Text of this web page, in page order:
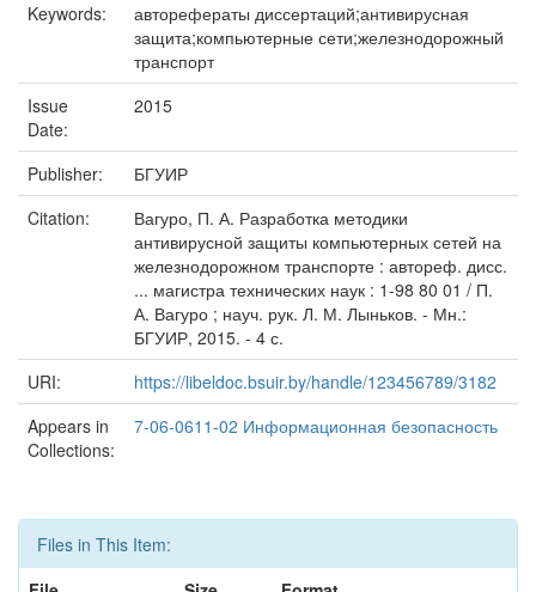
Keywords:
авторефераты диссертаций;антивирусная
защита;компьютерные сети;железнодорожный
транспорт
Issue
Date:
2015
Publisher:
БГУИР
Citation:
Вагуро, П. А. Разработка методики
антивирусной защиты компьютерных сетей на
железнодорожном транспорте : автореф. дисс.
... магистра технических наук : 1-98 80 01 / П.
А. Вагуро ; науч. рук. Л. М. Лыньков. - Мн.:
БГУИР, 2015. - 4 с.
URI:
https://libeldoc.bsuir.by/handle/123456789/3182
Appears in
Collections:
7-06-0611-02 Информационная безопасность
Files in This Item: